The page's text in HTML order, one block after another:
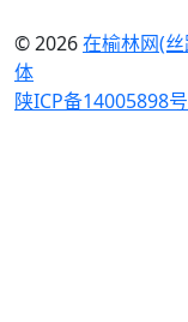
© 2026在榆林网(
体
陕ICP备14005898